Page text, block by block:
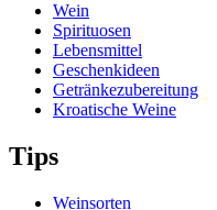
Wein
Spirituosen
Lebensmittel
Geschenkideen
Getränkezubereitung
Kroatische Weine
Tips
Weinsorten